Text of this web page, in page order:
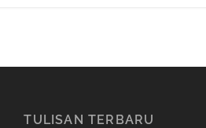
TULISAN TERBARU